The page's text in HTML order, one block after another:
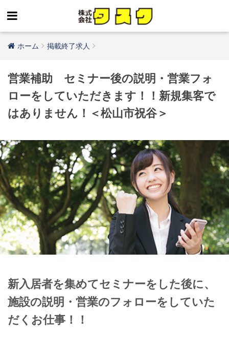
ホーム 掲載終了求人
営業補助 セミナー後の説明・営業フォ
ローをしていただきます！！新規集客で
はありません！＜松山市祝谷＞
新入居者を集めてセミナーをした後に、
施設の説明・営業のフォローをしていた
だくお仕事！！